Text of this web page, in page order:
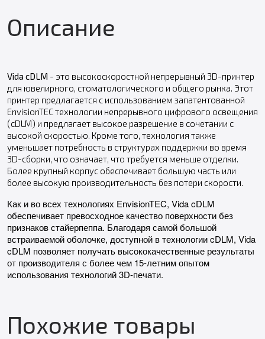
Описание
Vida cDLM - это высокоскоростной непрерывный 3D-принтер
для ювелирного, стоматологического и общего рынка. Этот
принтер предлагается с использованием запатентованной
EnvisionTEC технологии непрерывного цифрового освещения
(cDLM) и предлагает высокое разрешение в сочетании с
высокой скоростью. Кроме того, технология также
уменьшает потребность в структурах поддержки во время
3D-сборки, что означает, что требуется меньше отделки.
Более крупный корпус обеспечивает большую часть или
более высокую производительность без потери скорости.
Как и во всех технологиях EnvisionTEC, Vida cDLM
обеспечивает превосходное качество поверхности без
признаков стайерпеппа. Благодаря самой большой
встраиваемой оболочке, доступной в технологии cDLM, Vida
cDLM позволяет получать высококачественные результаты
от производителя с более чем 15-летним опытом
использования технологий 3D-печати.
Похожие товары